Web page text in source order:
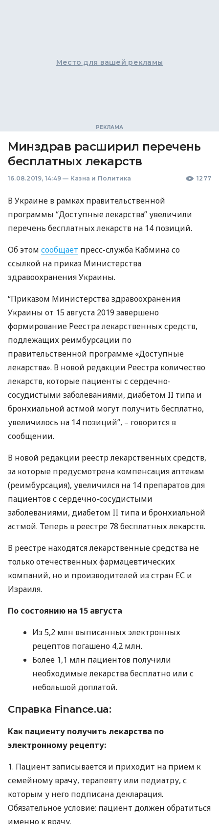
Место для вашей рекламы
Минздрав расширил перечень
бесплатных лекарств
16.08.2019, 14:49 — Казна и Политика 1277
В Украине в рамках правительственной
программы “Доступные лекарства” увеличили
перечень бесплатных лекарств на 14 позиций.
Об этом сообщает пресс-служба Кабмина со
ссылкой на приказ Министерства
здравоохранения Украины.
“Приказом Министерства здравоохранения
Украины от 15 августа 2019 завершено
формирование Реестра лекарственных средств,
подлежащих реимбурсации по
правительственной программе «Доступные
лекарства». В новой редакции Реестра количество
лекарств, которые пациенты с сердечно-
сосудистыми заболеваниями, диабетом II типа и
бронхиальной астмой могут получить бесплатно,
увеличилось на 14 позиций”, – говорится в
сообщении.
В новой редакции реестр лекарственных средств,
за которые предусмотрена компенсация аптекам
(реимбурсация), увеличился на 14 препаратов для
пациентов с сердечно-сосудистыми
заболеваниями, диабетом II типа и бронхиальной
астмой. Теперь в реестре 78 бесплатных лекарств.
В реестре находятся лекарственные средства не
только отечественных фармацевтических
компаний, но и производителей из стран ЕС и
Израиля.
По состоянию на 15 августа
Из 5,2 млн выписанных электронных
рецептов погашено 4,2 млн.
Более 1,1 млн пациентов получили
необходимые лекарства бесплатно или с
небольшой доплатой.
Справка Finance.ua:
Как пациенту получить лекарства по
электронному рецепту:
1. Пациент записывается и приходит на прием к
семейному врачу, терапевту или педиатру, с
которым у него подписана декларация.
Обязательное условие: пациент должен обратиться
именно к врачу.